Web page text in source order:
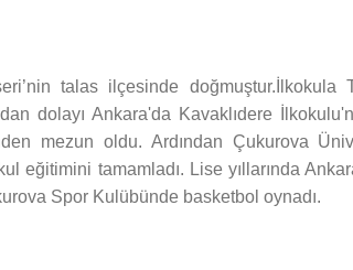
talas ilçesinde doğmuştur.İlkokula
dolayı Ankara'da Kavaklıdere
mezun oldu. Ardından Çukurova
eğitimini tamamladı. Lise yıllarında
Spor Kulübünde basketbol oynadı.